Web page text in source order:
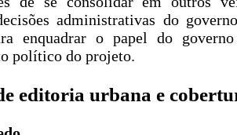
administrativas do
enquadrar o papel do
político do projeto.
editoria urbana e